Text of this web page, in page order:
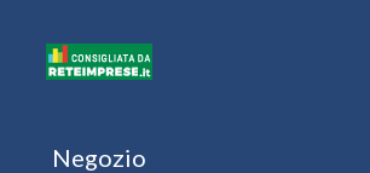
Negozio